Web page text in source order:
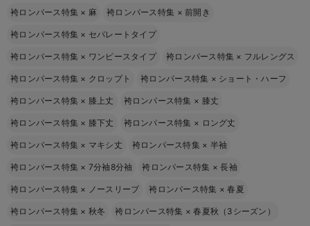
袴ロンパース特集 × 麻 袴ロンパース特集 ×前開き
袴ロンパース特集 × セパレートタイプ
袴ロンパース特集 × ワンピースタイプ 袴ロンパース特集 × フルレングス
袴ロンパース特集 × クロップト 袴ロンパース特集 × ショート・ハーフ
袴ロンパース特集 × 膝上丈 袴ロンパース特集 × 膝丈
袴ロンパース特集 × 膝下丈 袴ロンパース特集 × ロング丈
袴ロンパース特集 × マキシ丈 袴ロンパース特集 × 半袖
袴ロンパース特集 × 7分袖8分袖 袴ロンパース特集 ×長袖
袴ロンパース特集 × ノースリーブ 袴ロンパース特集 ×春夏
袴ロンパース特集 × 秋冬 袴ロンパース特集 ×春夏秋（3シーズン）